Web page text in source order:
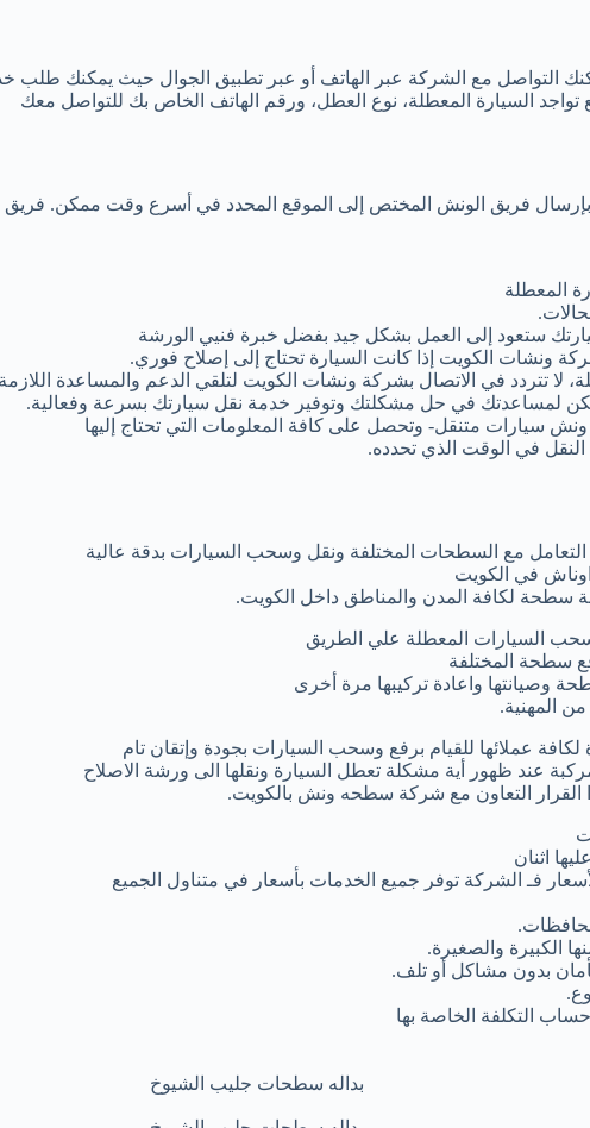
التواصل مع الشركة عبر الهاتف أو عبر تطبيق الجوال حيث يمكنك طلب
السيارة المعطلة، نوع العطل، ورقم الهاتف الخاص بك للتواصل معك
بإرسال فريق الونش المختص إلى الموقع المحدد في أسرع وقت ممكن.
المعطلة
ستعود إلى العمل بشكل جيد بفضل خبرة فنيي الورشة
ونشات الكويت إذا كانت السيارة تحتاج إلى إصلاح فوري.
لا تتردد في الاتصال بشركة ونشات الكويت لتلقي الدعم والمساعدة
لمساعدتك في حل مشكلتك وتوفير خدمة نقل سيارتك بسرعة وفعالية.
سيارات متنقل- وتحصل على كافة المعلومات التي تحتاج إليها
في الوقت الذي تحدده.
التعامل مع السطحات المختلفة ونقل وسحب السيارات بدقة عالية
في الكويت
سطحة لكافة المدن والمناطق داخل الكويت.
السيارات المعطلة علي الطريق
سطحة المختلفة
وصيانتها واعادة تركيبها مرة أخرى
المهنية.
عملائها للقيام برفع وسحب السيارات بجودة وإتقان تام
عند ظهور أية مشكلة تعطل السيارة ونقلها الى ورشة الاصلاح
القرار التعاون مع شركة سطحه ونش بالكويت.
اثنان
فـ الشركة توفر جميع الخدمات بأسعار في متناول الجميع
الكبيرة والصغيرة.
بدون مشاكل أو تلف.
التكلفة الخاصة بها